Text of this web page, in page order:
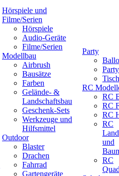
Hörspiele und
Filme/Serien
Hörspiele
Audio-Geräte
Filme/Serien
Modellbau
Airbrush
Bausätze
Farben
Gelände- &
Landschaftsbau
Geschenk-Sets
Werkzeuge und
Hilfsmittel
Outdoor
Blaster
Drachen
Fahrrad
Gartengeräte
Party
RC
RC
RC
RC
RC
und
RC